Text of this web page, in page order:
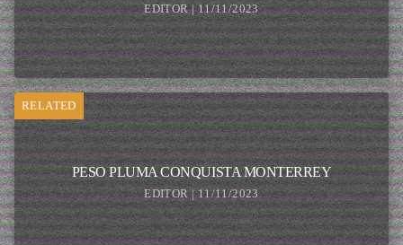
EDITOR | 11/11/2023
RELATED
PESO PLUMA CONQUISTA MONTERREY
EDITOR | 11/11/2023